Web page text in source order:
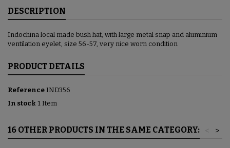
DESCRIPTION
Indochina local made bush hat, with large metal snap and aluminium
ventilation eyelet, size 56-57, very nice worn condition
PRODUCT DETAILS
Reference IND356
In stock 1 Item
16 OTHER PRODUCTS IN THE SAME CATEGORY: >
<